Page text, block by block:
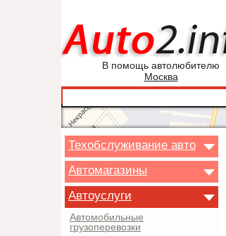
В помощь автолюбителю
Москва
Техобслуживание авто
Автомагазины
Автоуслуги
Автомобильные
грузоперевозки